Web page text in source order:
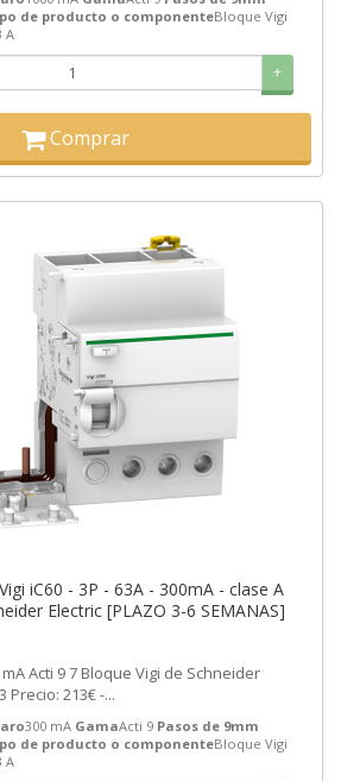
de producto o componenteBloque Vigi
A
+
Comprar
iC60 - 3P - 63A - 300mA - clase A
Electric [PLAZO 3-6 SEMANAS]
Precio: 213€ -...
300 mA GamaActi 9 Pasos de 9mm
de producto o componenteBloque Vigi
A